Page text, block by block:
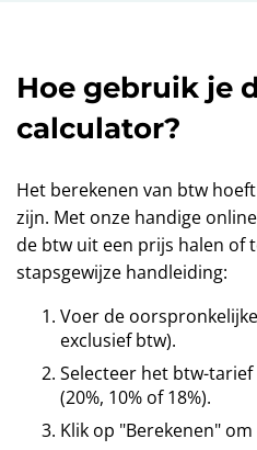
Hoe gebruik je
calculator?
Het berekenen van btw
zijn. Met onze handige
de btw uit een prijs halen of
stapsgewijze handleiding:
Voer de
exclusief btw).
Selecteer het btw-
(20%, 10% of 18%).
Klik op "Berekenen"